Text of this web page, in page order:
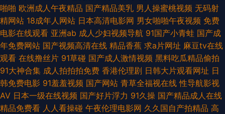
国产浮力第一影院 久草综合网 最新农夫导航 亚洲AB影视 老司机福利秒拍 亚
洲深爱激情 久久宗和a 国产AV第六页 久久久久色香综合网 菠萝AV在线电影
视频国产免费 91视频直播 燕子李三电视剧46集完整版 A片入口 无码免费视
频一区二区 伊人精品伊 国产Av综合自拍 综合123 日韩欧美性爱 欧韩aa太大
啪啪 欧洲成人午夜精品 国产精品美乳 男人操蜜桃视频 无码射
精网站 18成年人网站 日本高清电影网 男女啪啪午夜视频 免费
电影在线观看 亚洲ab 成人少妇视频导航 91国产小青蛙 国产成
年免费网站 国产视频高清在线 精品香蕉 求a片网址 麻豆tv在线
观看 在线撸丝片 91草碰 国产成人激情视频 黑料吃瓜精品偷拍
91大神合集 成人拍拍拍免费 香港伦理剧 日韩大片观看网址 日
韩免费电影 91羞羞视频 国产网站 青草全福视在线 性导航影视
AV 日本一级在线视频 国产好片浮力 91久操 国产精品成人在线
精品免费看 人人看操碰 午夜伦理电影网 久久国自产拍精品 高